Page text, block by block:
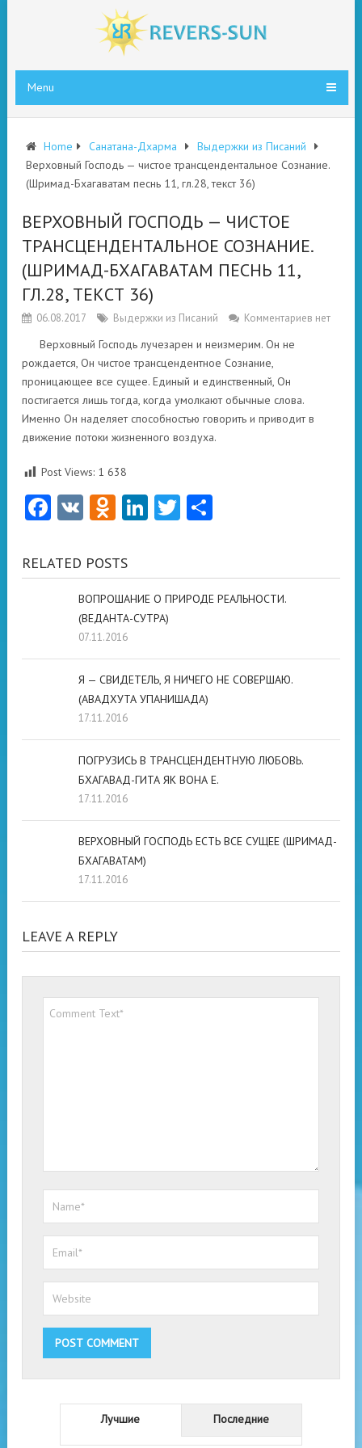
Menu
Home Санатана-Дхарма
Выдержки из Писаний
Верховный Господь — чистое трансцендентальное Сознание.
(Шримад-Бхагаватам песнь 11, гл.28, текст 36)
ВЕРХОВНЫЙ ГОСПОДЬ — ЧИСТОЕ
ТРАНСЦЕНДЕНТАЛЬНОЕ СОЗНАНИЕ.
(ШРИМАД-БХАГАВАТАМ ПЕСНЬ 11,
ГЛ.28, ТЕКСТ 36)
06.08.2017 Выдержки из Писаний Комментариев нет
Верховный Господь лучезарен и неизмерим. Он не
рождается, Он чистое трансцендентное Сознание,
проницающее все сущее. Единый и единственный, Он
постигается лишь тогда, когда умолкают обычные слова.
Именно Он наделяет способностью говорить и приводит в
движение потоки жизненного воздуха.
Post Views: 1 638
Facebook
VK Odnoklassniki
LinkedIn
Twitter
RELATED POSTS
ВОПРОШАНИЕ О ПРИРОДЕ РЕАЛЬНОСТИ.
(ВЕДАНТА-СУТРА)
07.11.2016
Я — СВИДЕТЕЛЬ, Я НИЧЕГО НЕ СОВЕРШАЮ.
(АВАДХУТА УПАНИШАДА)
17.11.2016
ПОГРУЗИСЬ В ТРАНСЦЕНДЕНТНУЮ ЛЮБОВЬ.
БХАГАВАД-ГИТА ЯК ВОНА Е.
17.11.2016
ВЕРХОВНЫЙ ГОСПОДЬ ЕСТЬ ВСЕ СУЩЕЕ (ШРИМАД-
БХАГАВАТАМ)
17.11.2016
LEAVE A REPLY
Лучшие Последние